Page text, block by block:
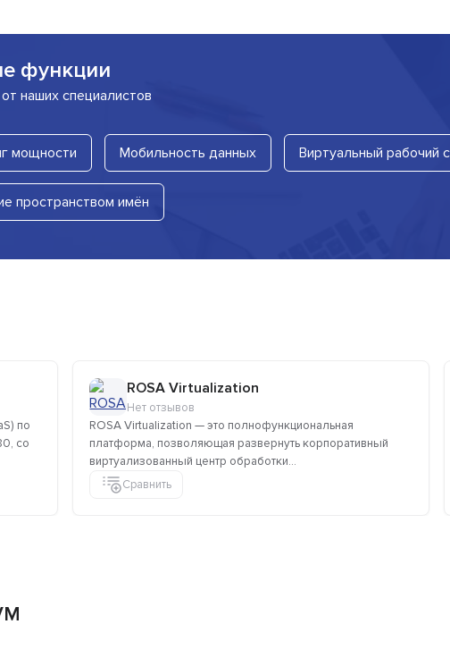
функции
наших специалистов
мощности Мобильность данных Виртуальный рабочий
пространством имён
по
со
ROSA Virtualization
Нет отзывов
ROSA Virtualization — это полнофункциональная
платформа, позволяющая развернуть корпоративный
виртуализованный центр обработки...
Сравнить